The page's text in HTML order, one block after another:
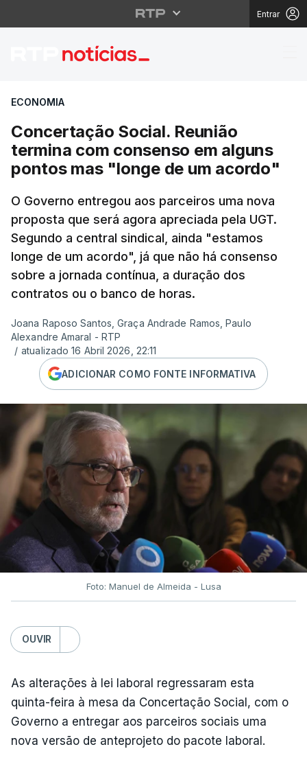
Entrar
Concertação Social.
ECONOMIA
Concertação Social. Reunião
termina com consenso em alguns
pontos mas "longe de um acordo"
O Governo entregou aos parceiros uma nova
proposta que será agora apreciada pela UGT.
Segundo a central sindical, ainda "estamos
longe de um acordo", já que não há consenso
sobre a jornada contínua, a duração dos
contratos ou o banco de horas.
Joana Raposo Santos, Graça Andrade Ramos, Paulo
Alexandre Amaral - RTP
/ atualizado 16 Abril 2026, 22:11
ADICIONAR COMO FONTE INFORMATIVA
Foto: Manuel de Almeida - Lusa
OUVIR
As alterações à lei laboral regressaram esta
quinta-feira à mesa da Concertação Social, com o
Governo a entregar aos parceiros sociais uma
nova versão de anteprojeto do pacote laboral.